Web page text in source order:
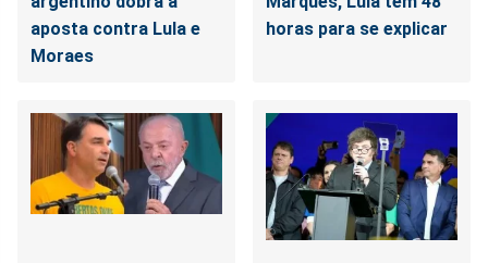
aposta contra Lula e
Moraes
horas para se explicar